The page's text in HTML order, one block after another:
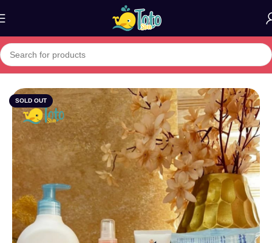
Home»Boutique»Pack Bébé Biolane
SOLD OUT